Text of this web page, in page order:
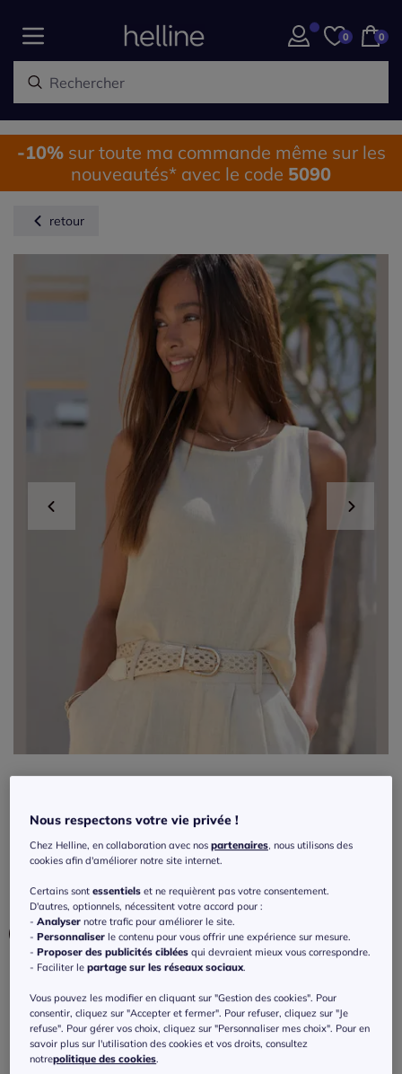
0 0
-10%sur toute ma commande même sur les
nouveautés* avec le code 5090
retour
ourlet droit
Réf : 480.225.014 3.5/5- 2avis
Couleur :sable
36 -En stock
36 -En stock Guide des tailles
Nous respectons votre vie privée !
Chez Helline, en collaboration avec nospartenaires , nous utilisons des
cookies afin d'améliorer notre site internet.
Certains sontessentiels et ne requièrent pas votre consentement.
D'autres, optionnels, nécessitent votre accord pour :
-Analyser notre trafic pour améliorer le site.
-Personnaliser le contenu pour vous offrir une expérience sur mesure.
-Proposer des publicités ciblées qui devraient mieux vous correspondre.
- Faciliter lepartage sur les réseaux sociaux
Vous pouvez les modifier en cliquant sur "Gestion des cookies". Pour
consentir, cliquez sur "Accepter et fermer". Pour refuser, cliquez sur "Je
refuse". Pour gérer vos choix, cliquez sur "Personnaliser mes choix". Pour en
savoir plus sur l'utilisation des cookies et vos droits, consultez
notrepolitique des cookies